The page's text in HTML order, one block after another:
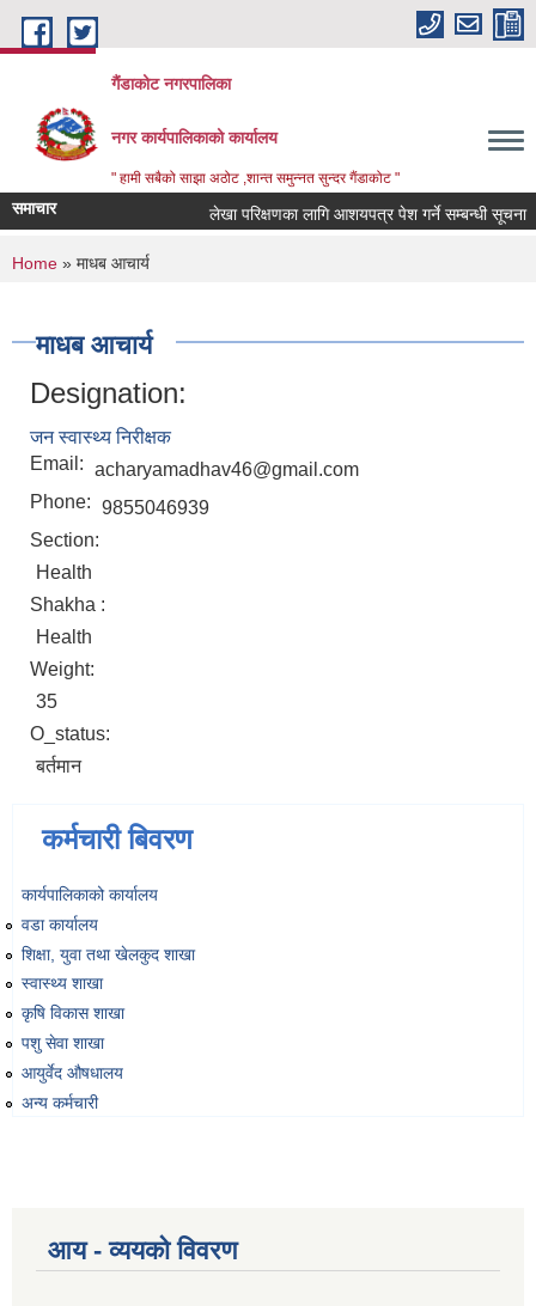
Skip to main content
गैंडाकोट नगरपालिका
नगर कार्यपालिकाको कार्यालय
" हामी सबैको साझा अठोट ,शान्त समुन्नत सुन्दर गैंडाकोट "
समाचार लेखा परिक्षणका लागि आशयपत्र पेश गर्ने सम्बन्धी सूचना
You are here
Home » माधब आचार्य
माधब आचार्य
Designation:
जन स्वास्थ्य निरीक्षक
Email: acharyamadhav46@gmail.com
Phone: 9855046939
Section:
Health
Shakha :
Health
Weight:
35
O_status:
बर्तमान
कर्मचारी बिवरण
कार्यपालिकाको कार्यालय
वडा कार्यालय
शिक्षा, युवा तथा खेलकुद शाखा
स्वास्थ्य शाखा
कृषि विकास शाखा
पशु सेवा शाखा
आयुर्वेद औषधालय
अन्य कर्मचारी
आय - व्ययको विवरण